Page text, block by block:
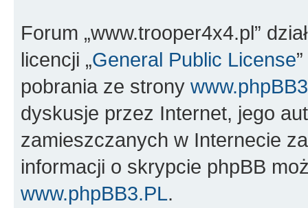
Forum „www.trooper4x4.pl”
licencji „General Public License
pobrania ze strony
dyskusje przez Internet, jego
zamieszczanych w Internecie
informacji o skrypcie phpBB
www.phpBB3.PL.